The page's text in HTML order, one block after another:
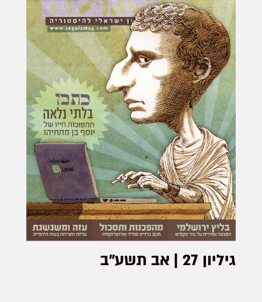
גיליון 27 | אב תשע"ב